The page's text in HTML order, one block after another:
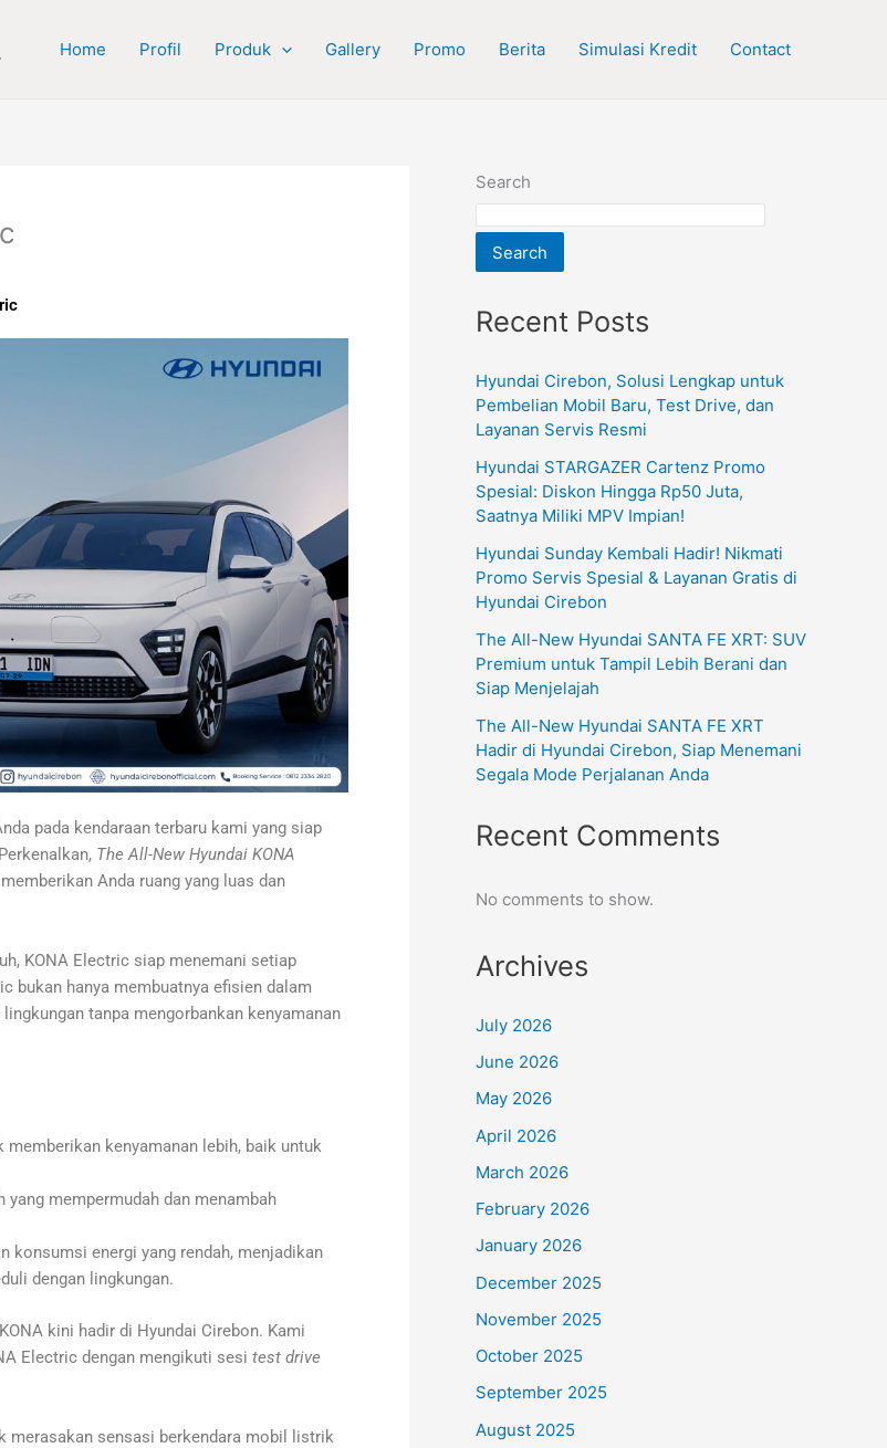
Home Profil Produk Gallery Promo Berita Simulasi Kredit Contact
pada kendaraan terbaru kami yang siap
The All-New Hyundai KONA
Anda ruang yang luas dan
KONA Electric siap menemani setiap
bukan hanya membuatnya efisien dalam
tanpa mengorbankan kenyamanan
memberikan kenyamanan lebih, baik untuk
yang mempermudah dan menambah
konsumsi energi yang rendah, menjadikan
dengan lingkungan.
kini hadir di Hyundai Cirebon. Kami
Electric dengan mengikuti sesi test drive
merasakan sensasi berkendara mobil listrik
Search
Search
Recent Posts
Hyundai Cirebon, Solusi Lengkap untuk
Pembelian Mobil Baru, Test Drive, dan
Layanan Servis Resmi
Hyundai STARGAZER Cartenz Promo
Spesial: Diskon Hingga Rp50 Juta,
Saatnya Miliki MPV Impian!
Hyundai Sunday Kembali Hadir! Nikmati
Promo Servis Spesial & Layanan Gratis di
Hyundai Cirebon
The All-New Hyundai SANTA FE XRT: SUV
Premium untuk Tampil Lebih Berani dan
Siap Menjelajah
The All-New Hyundai SANTA FE XRT
Hadir di Hyundai Cirebon, Siap Menemani
Segala Mode Perjalanan Anda
Recent Comments
No comments to show.
Archives
July 2026
June 2026
May 2026
April 2026
March 2026
February 2026
January 2026
December 2025
November 2025
October 2025
September 2025
August 2025